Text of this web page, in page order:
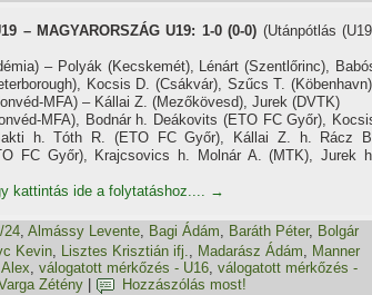
– MAGYARORSZÁG U19: 1-0 (0-0) (Utánpótlás
– Polyák (Kecskemét), Lénárt (Szentlőrinc),
Kocsis D. (Csákvár), Szűcs T.
MFA) – Kállai Z. (Mezőkövesd), Jurek (DVTK)
MFA), Bodnár h. Deákovits (ETO FC Győr),
h. Tóth R. (ETO FC Győr), Kállai Z. h. Rácz
FC Győr), Krajcsovics h. Molnár A. (MTK), Jurek
kattintás ide a folytatáshoz.... →
24, Almássy Levente, Bagi Ádám, Baráth Péter, Bolgár
Kevin, Lisztes Krisztián ifj., Madarász Ádám, Manner
, válogatott mérkőzés - U16, válogatott mérkőzés -
Zétény Hozzászólás most!